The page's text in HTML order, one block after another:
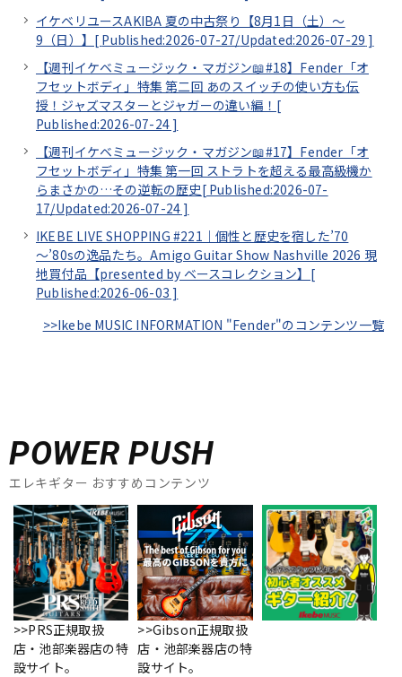
イケベリユースAKIBA 夏の中古祭り【8月1日（土）～
9（日）】[ Published:2026-07-27/Updated:2026-07-29 ]
【週刊イケベミュージック・マガジン📖#18】Fender「オ
フセットボディ」特集 第二回 あのスイッチの使い方も伝
授！ジャズマスターとジャガーの違い編！[
Published:2026-07-24 ]
【週刊イケベミュージック・マガジン📖#17】Fender「オ
フセットボディ」特集 第一回 ストラトを超える最高級機か
らまさかの…その逆転の歴史[ Published:2026-07-
17/Updated:2026-07-24 ]
IKEBE LIVE SHOPPING #221｜個性と歴史を宿した’70
～’80sの逸品たち。Amigo Guitar Show Nashville 2026 現
地買付品【presented by ベースコレクション】[
Published:2026-06-03 ]
>>Ikebe MUSIC INFORMATION "Fender"のコンテンツ一覧
POWER PUSH
エレキギター おすすめコンテンツ
>>PRS正規取扱
店・池部楽器店の特
設サイト。
>>Gibson正規取扱
店・池部楽器店の特
設サイト。